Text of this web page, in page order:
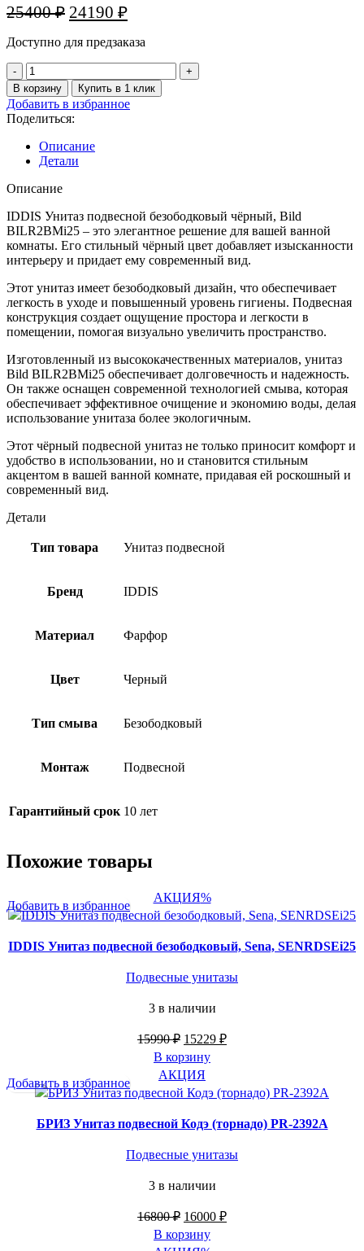
25400₽ Первоначальная
составляла
25400 ₽.
24190 ₽Текущая
24190 ₽.
Доступно для предзаказа
Количество
товара
IDDIS
Унитаз
подвесной
безободковый
чёрный,
Bild
BILR2BMi25
В корзину Купить в 1 клик
Добавить в избранное
Поделиться:
Описание
Детали
Описание
IDDIS Унитаз подвесной безободковый чёрный, Bild
BILR2BMi25 – это элегантное решение для вашей ванной
комнаты. Его стильный чёрный цвет добавляет изысканности
интерьеру и придает ему современный вид.
Этот унитаз имеет безободковый дизайн, что обеспечивает
легкость в уходе и повышенный уровень гигиены. Подвесная
конструкция создает ощущение простора и легкости в
помещении, помогая визуально увеличить пространство.
Изготовленный из высококачественных материалов, унитаз
Bild BILR2BMi25 обеспечивает долговечность и надежность.
Он также оснащен современной технологией смыва, которая
обеспечивает эффективное очищение и экономию воды, делая
использование унитаза более экологичным.
Этот чёрный подвесной унитаз не только приносит комфорт и
удобство в использовании, но и становится стильным
акцентом в вашей ванной комнате, придавая ей роскошный и
современный вид.
Детали
Тип товара Унитаз подвесной
Бренд IDDIS
Материал Фарфор
Цвет Черный
Тип смыва Безободковый
Монтаж Подвесной
Гарантийный срок 10 лет
Похожие товары
АКЦИЯ%
Добавить в избранное
IDDIS Унитаз подвесной безободковый, Sena, SENRDSEi25
Подвесные унитазы
3 в наличии
15990₽ Первоначальная
цена
составляла
15990 ₽.
15229 ₽Текущая
В корзину
АКЦИЯ
Добавить в избранное
БРИЗ Унитаз подвесной Кодэ (торнадо) PR-2392А
Подвесные унитазы
3 в наличии
16800₽ Первоначальная
цена
16000 ₽Текущая
В корзину